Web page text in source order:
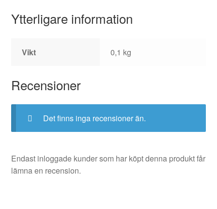
Ytterligare information
Vikt 0,1 kg
Recensioner
Det finns inga recensioner än.
Endast inloggade kunder som har köpt denna produkt får
lämna en recension.